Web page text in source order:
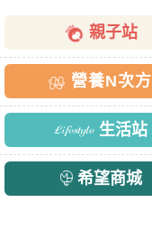
親子站
營養N次方
生活站
希望商城